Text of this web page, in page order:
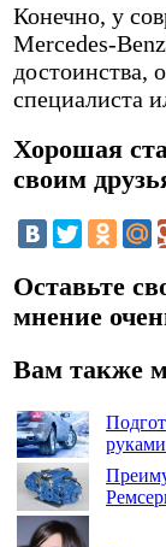
Конечно, у
Mercedes-
достоинства,
специалиста
Хорошая
своим
Оставьте
мнение
Вам также